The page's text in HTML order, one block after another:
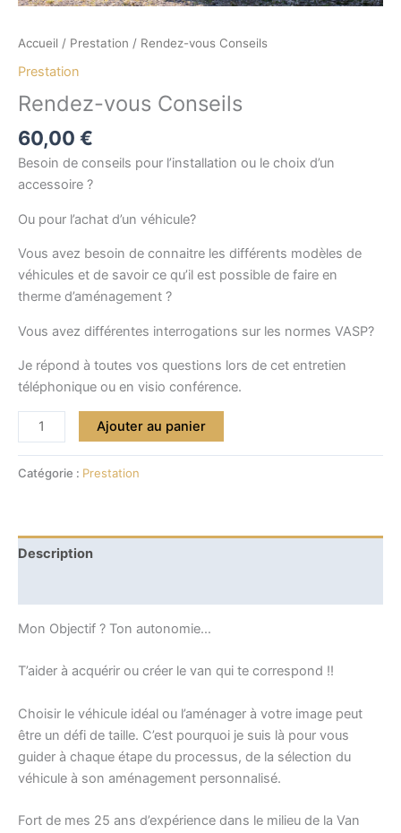
Accueil / Prestation / Rendez-vous Conseils
Prestation
Rendez-vous Conseils
60,00 €
Besoin de conseils pour l’installation ou le choix d’un
accessoire ?
Ou pour l’achat d’un véhicule?
Vous avez besoin de connaitre les différents modèles de
véhicules et de savoir ce qu’il est possible de faire en
therme d’aménagement ?
Vous avez différentes interrogations sur les normes VASP?
Je répond à toutes vos questions lors de cet entretien
téléphonique ou en visio conférence.
Ajouter au panier
Catégorie : Prestation
Description
Mon Objectif ? Ton autonomie…
T’aider à acquérir ou créer le van qui te correspond !!
Choisir le véhicule idéal ou l’aménager à votre image peut
être un défi de taille. C’est pourquoi je suis là pour vous
guider à chaque étape du processus, de la sélection du
véhicule à son aménagement personnalisé.
Fort de mes 25 ans d’expérience dans le milieu de la Van